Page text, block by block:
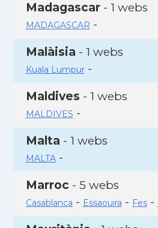
Madagascar- 1 webs
MADAGASCAR -
Malàisia - 1 webs
Kuala Lumpur-
Maldives - 1 webs
MALDIVES -
Malta - 1 webs
MALTA-
Marroc - 5 webs
Casablanca - Essaouira - Fes-